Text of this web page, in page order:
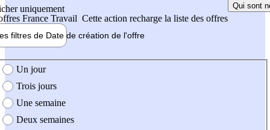
uniquement
France Travail Cette action recharge la liste des offres
Qui sont
filtres de Date de création de l'offre
création de l'offre
Un jour
Trois jours
Une semaine
Deux semaines